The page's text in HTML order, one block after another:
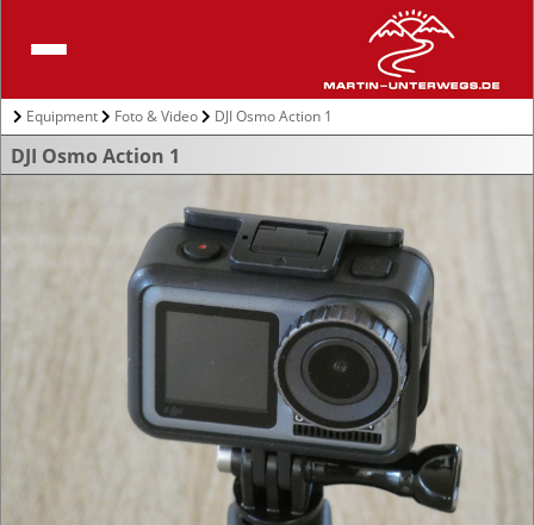
Equipment Foto & Video DJI Osmo Action 1
DJI Osmo Action 1